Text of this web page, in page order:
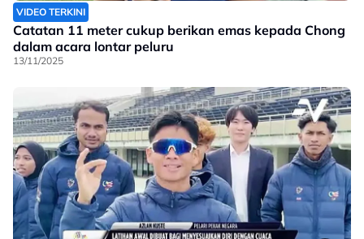
VIDEO TERKINI
Catatan 11 meter cukup berikan emas kepada Chong
dalam acara lontar peluru
13/11/2025